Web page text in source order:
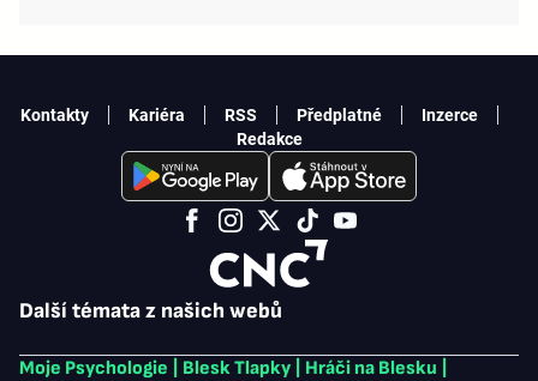
Další témata z našich webů
Moje Psychologie Blesk Tlapky Hráči na Blesku
Kontakty Kariéra RSS Předplatné
Inzerce
Redakce